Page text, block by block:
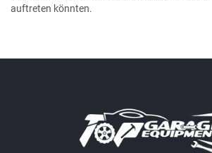
auftreten könnten.